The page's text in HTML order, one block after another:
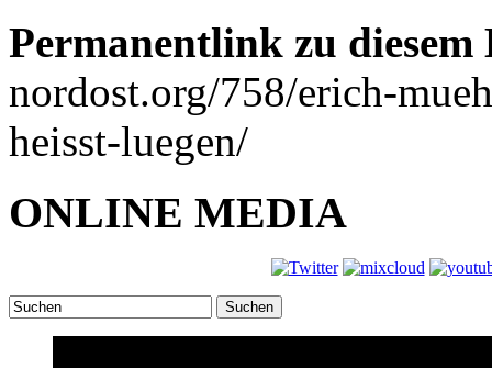
Permanentlink zu
nordost.org/758/erich-
heisst-luegen/
ONLINE MEDIA
Suchen